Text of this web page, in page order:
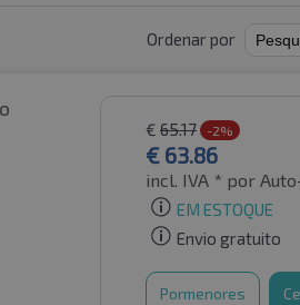
Ordenar por
€ 65.17 -2%
€ 63.86
incl. IVA * por
EM ESTOQUE
Envio gratuito
Pormenores